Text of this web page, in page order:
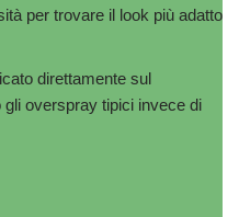
per trovare il look più adatto
direttamente sul
overspray tipici invece di